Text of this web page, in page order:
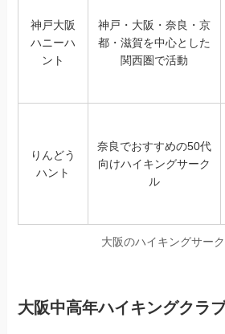
神戸大阪
ハニーハ
ント
神戸・大阪・奈良・京
都・滋賀を中心とした
関西圏で活動
りんどう
ハント
奈良でおすすめの50代
向けハイキングサーク
ル
大阪のハイキングサー
大阪中高年ハイキングクラ